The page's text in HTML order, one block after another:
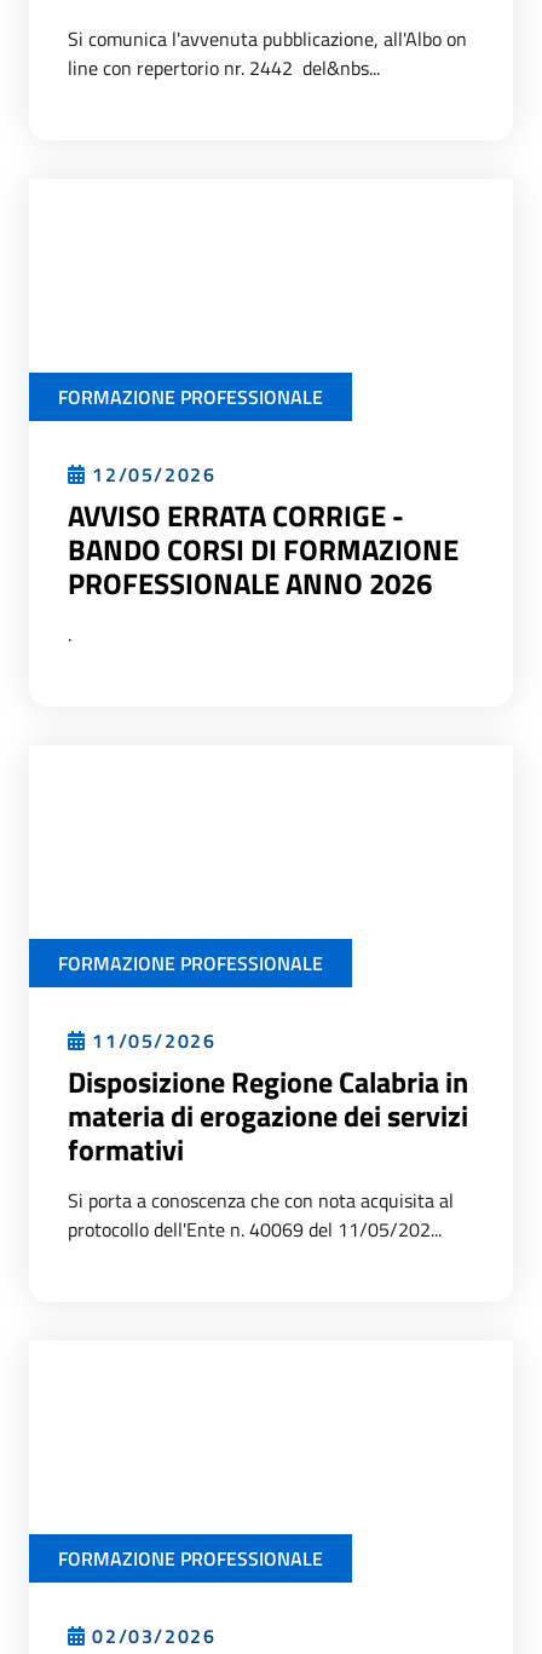
Si comunica l'avvenuta pubblicazione, all'Albo on
line con repertorio nr. 2442 del&nbs...
FORMAZIONE PROFESSIONALE
12/05/2026
AVVISO ERRATA CORRIGE -
BANDO CORSI DI FORMAZIONE
PROFESSIONALE ANNO 2026
.
FORMAZIONE PROFESSIONALE
11/05/2026
Disposizione Regione Calabria in
materia di erogazione dei servizi
formativi
Si porta a conoscenza che con nota acquisita al
protocollo dell'Ente n. 40069 del 11/05/202...
FORMAZIONE PROFESSIONALE
02/03/2026